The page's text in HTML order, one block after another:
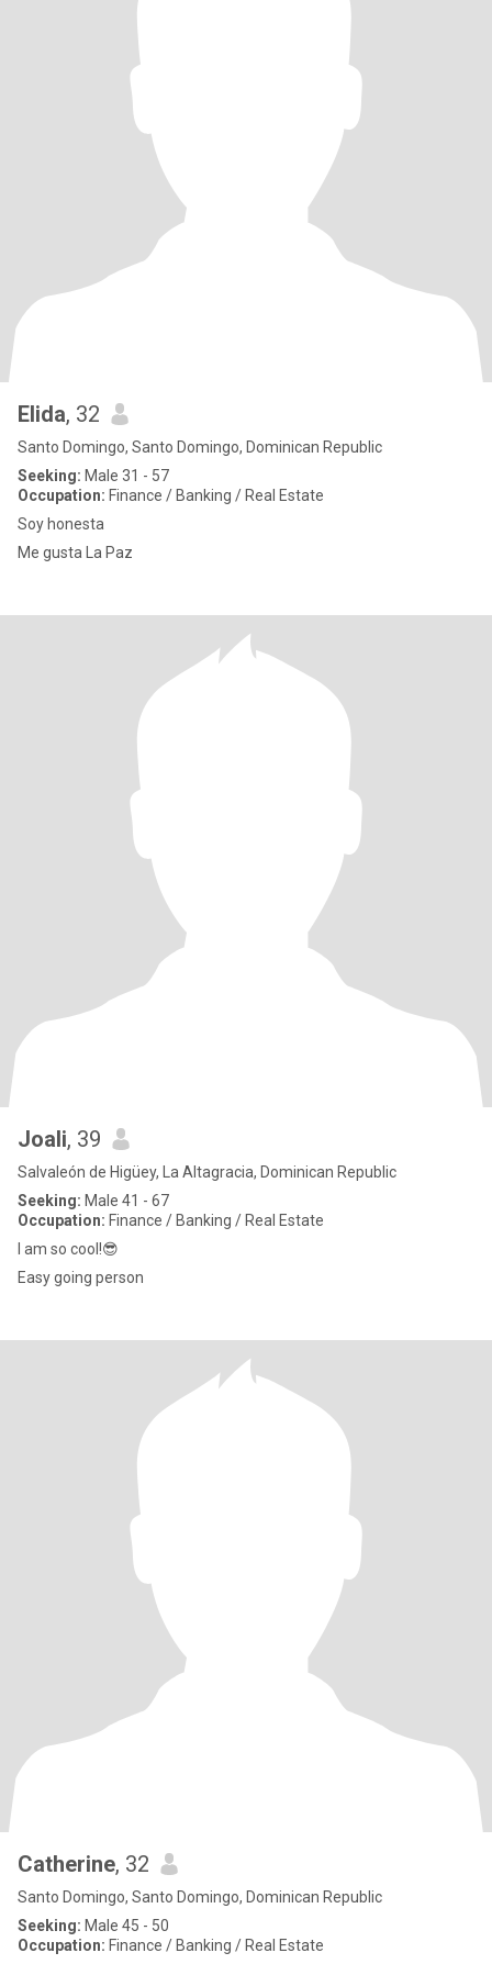
Elida, 32
Santo Domingo, Santo Domingo, Dominican Republic
Seeking: Male 31 - 57
Occupation: Finance / Banking / Real Estate
Soy honesta
Me gusta La Paz
Joali, 39
Salvaleón de Higüey, La Altagracia, Dominican Republic
Seeking: Male 41 - 67
Occupation: Finance / Banking / Real Estate
I am so cool!😎
Easy going person
Catherine, 32
Santo Domingo, Santo Domingo, Dominican Republic
Seeking: Male 45 - 50
Occupation: Finance / Banking / Real Estate